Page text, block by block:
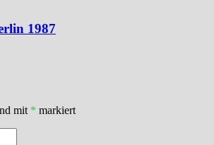
1987
mit * markiert